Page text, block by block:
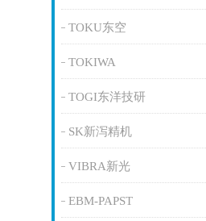
TOKU东空
TOKIWA
TOGI东洋技研
SK新泻精机
VIBRA新光
EBM-PAPST